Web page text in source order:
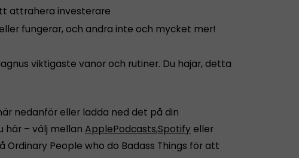
attrahera investerare
fungerar, och andra inte och mycket mer!
viktigaste vanor och rutiner. Du hajar, detta
nedanför eller ladda ned det på din
här – välj mellan ApplePodcasts,Spotifyeller
Ordinary People who do Badass Things för att